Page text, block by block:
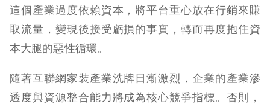
這個產業過度依賴資本，將平台重心放在行銷來賺
取流量，變現後接受虧損的事實，轉而再度抱住資
本大腿的惡性循環。
隨著互聯網家裝產業洗牌日漸激烈，企業的產業滲
透度與資源整合能力將成為核心競爭指標。否則，